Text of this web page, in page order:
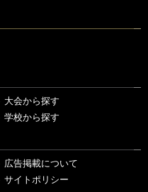
大会から探す
学校から探す
広告掲載について
サイトポリシー